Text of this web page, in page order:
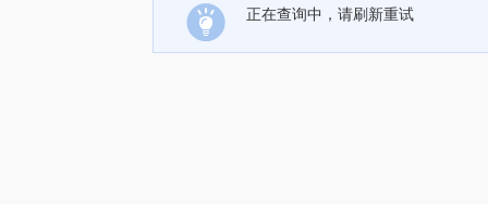
正在查询中，请刷新重试